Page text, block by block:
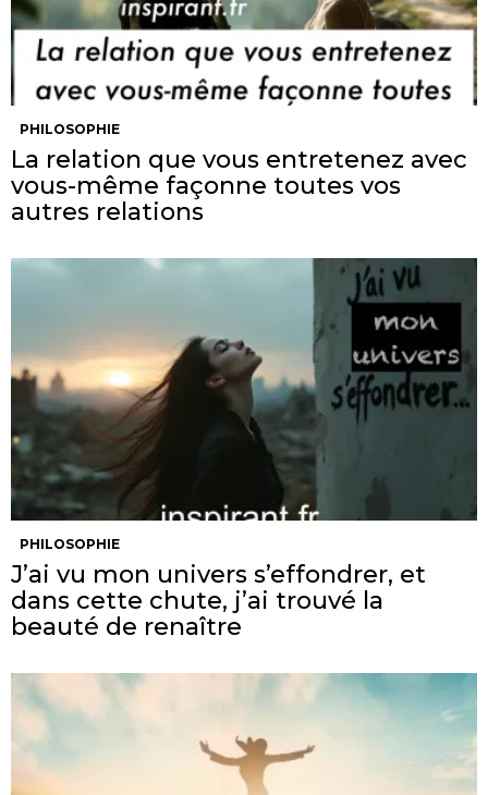
PHILOSOPHIE
La relation que vous entretenez avec
vous-même façonne toutes vos
autres relations
PHILOSOPHIE
J’ai vu mon univers s’effondrer, et
dans cette chute, j’ai trouvé la
beauté de renaître